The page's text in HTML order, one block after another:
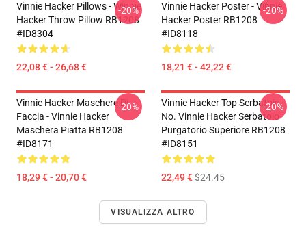
Vinnie Hacker Pillows - Winnie
Hacker Throw Pillow RB1208
#ID8304
22,08 € - 26,68 €
-20%
Vinnie Hacker Poster - Vinnie
Hacker Poster RB1208
#ID8118
18,21 € - 42,22 €
-20%
Vinnie Hacker Maschere Di
Faccia - Vinnie Hacker
Maschera Piatta RB1208
#ID8171
18,29 € - 20,70 €
-20%
Vinnie Hacker Top Serbatoio -
No. Vinnie Hacker Serbatoio
Purgatorio Superiore RB1208
#ID8151
22,49 €$24.45
-20%
VISUALIZZA ALTRO